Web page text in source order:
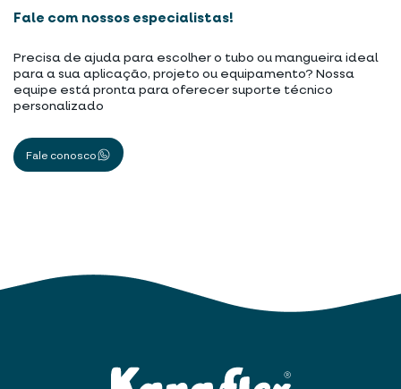
Fale com nossos especialistas!
Precisa de ajuda para escolher o tubo ou mangueira ideal
para a sua aplicação, projeto ou equipamento? Nossa
equipe está pronta para oferecer suporte técnico
personalizado
Fale conosco